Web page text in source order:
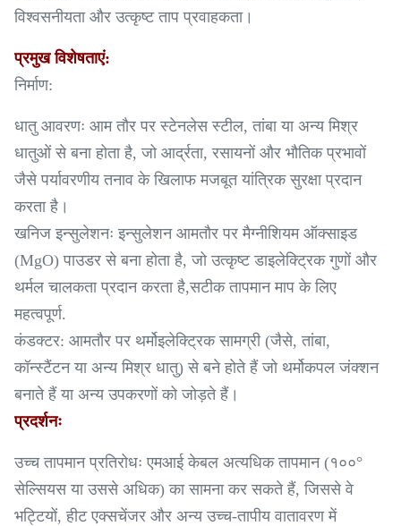
विश्वसनीयता और उत्कृष्ट ताप प्रवाहकता।
प्रमुख विशेषताएं:
निर्माण:
धातु आवरणः आम तौर पर स्टेनलेस स्टील, तांबा या अन्य मिश्र
धातुओं से बना होता है, जो आर्द्रता, रसायनों और भौतिक प्रभावों
जैसे पर्यावरणीय तनाव के खिलाफ मजबूत यांत्रिक सुरक्षा प्रदान
करता है।
खनिज इन्सुलेशनः इन्सुलेशन आमतौर पर मैग्नीशियम ऑक्साइड
(MgO) पाउडर से बना होता है, जो उत्कृष्ट डाइलेक्ट्रिक गुणों और
थर्मल चालकता प्रदान करता है,सटीक तापमान माप के लिए
महत्वपूर्ण.
कंडक्टर: आमतौर पर थर्मोइलेक्ट्रिक सामग्री (जैसे, तांबा,
कॉन्स्टैंटन या अन्य मिश्र धातु) से बने होते हैं जो थर्मोकपल जंक्शन
बनाते हैं या अन्य उपकरणों को जोड़ते हैं।
प्रदर्शनः
उच्च तापमान प्रतिरोधः एमआई केबल अत्यधिक तापमान (१००°
सेल्सियस या उससे अधिक) का सामना कर सकते हैं, जिससे वे
भट्टियों, हीट एक्सचेंजर और अन्य उच्च-तापीय वातावरण में